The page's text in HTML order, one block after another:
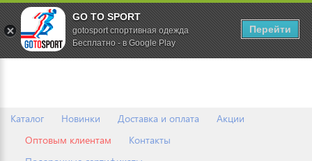
Каталог Новинки Доставка и оплата
Акции
Оптовым клиентам
Контакты
0
GO TO SPORT
gotosport спортивная одежда
Бесплатно - в Google Play
Перейти